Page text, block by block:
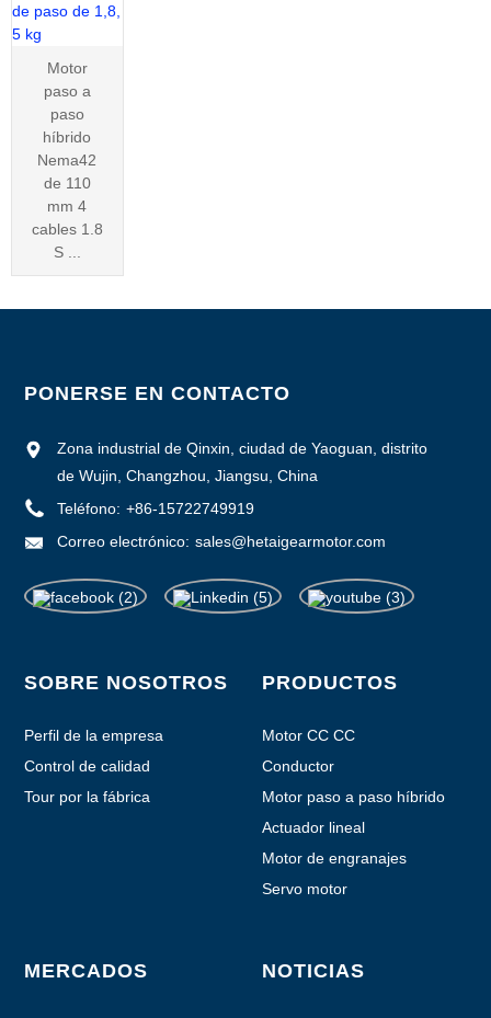
Motor
paso a
paso
híbrido
Nema42
de 110
mm 4
cables 1.8
S ...
PONERSE EN CONTACTO
Zona industrial de Qinxin, ciudad de Yaoguan, distrito
de Wujin, Changzhou, Jiangsu, China
Teléfono: +86-15722749919
Correo electrónico: sales@hetaigearmotor.com
SOBRE NOSOTROS
Perfil de la empresa
Control de calidad
Tour por la fábrica
PRODUCTOS
Motor CC CC
Conductor
Motor paso a paso híbrido
Actuador lineal
Motor de engranajes
planetarios
Servo motor
MERCADOS NOTICIAS